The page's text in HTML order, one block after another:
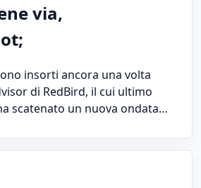
via,
insorti ancora una volta
di RedBird, il cui ultimo
scatenato un nuova ondata…